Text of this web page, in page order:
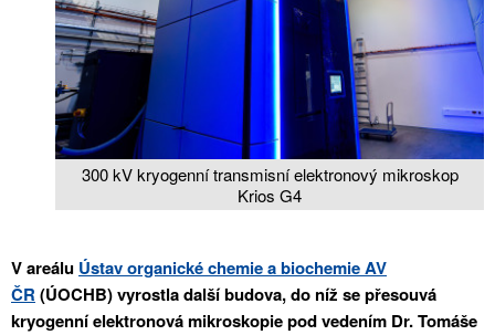
300 kV kryogenní transmisní elektronový mikroskop
Krios G4
V areálu Ústav organické chemie a biochemie AV
ČR (ÚOCHB) vyrostla další budova, do níž se přesouvá
kryogenní elektronová mikroskopie pod vedením Dr. Tomáše